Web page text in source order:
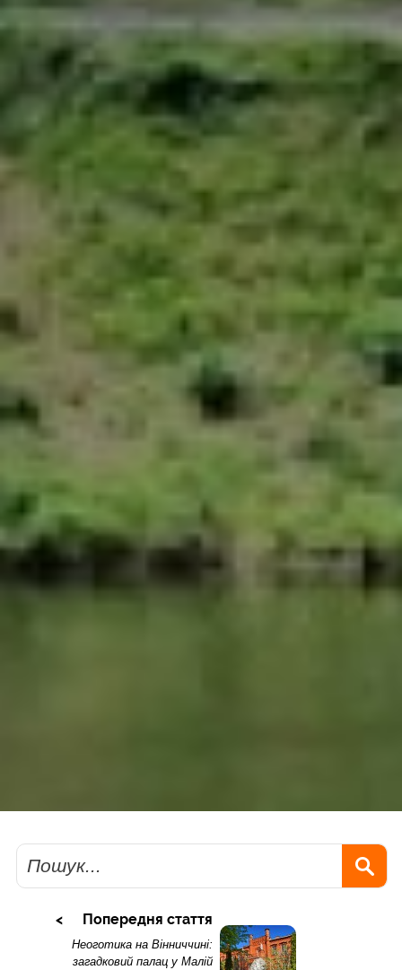
Пошук
Попередня стаття
Неоготика на Вінниччині:
загадковий палац у Малій